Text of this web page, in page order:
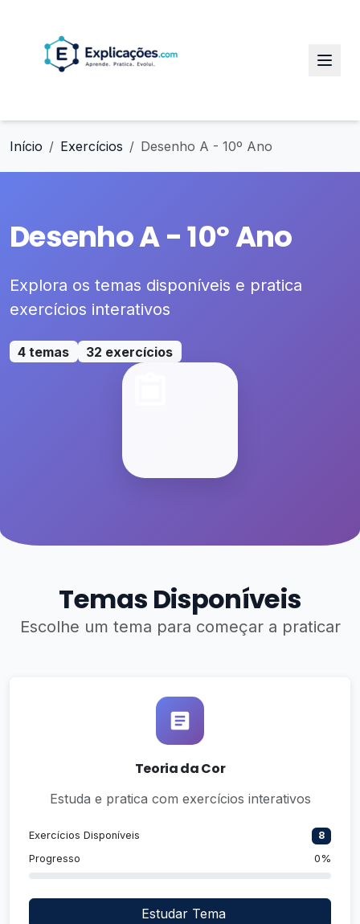
Início Exercícios Desenho A - 10º Ano
Desenho A - 10º Ano
Explora os temas disponíveis e pratica
exercícios interativos
4 temas 32 exercícios
Temas Disponíveis
Escolhe um tema para começar a praticar
Teoria da Cor
Estuda e pratica com exercícios interativos
Exercícios Disponíveis
8
Progresso
0%
Estudar Tema